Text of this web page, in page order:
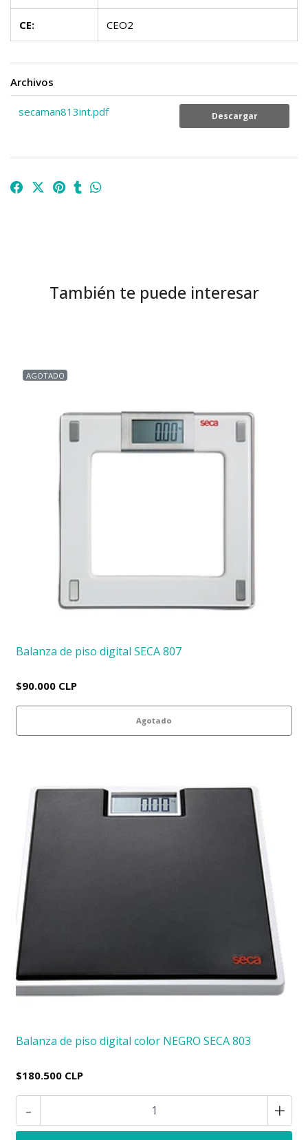
CE: CEO2
Archivos
secaman813int.pdf Descargar
También te puede interesar
AGOTADO
Balanza de piso digital SECA 807
$90.000 CLP
Agotado
Balanza de piso digital color NEGRO SECA 803
$180.500 CLP
- +